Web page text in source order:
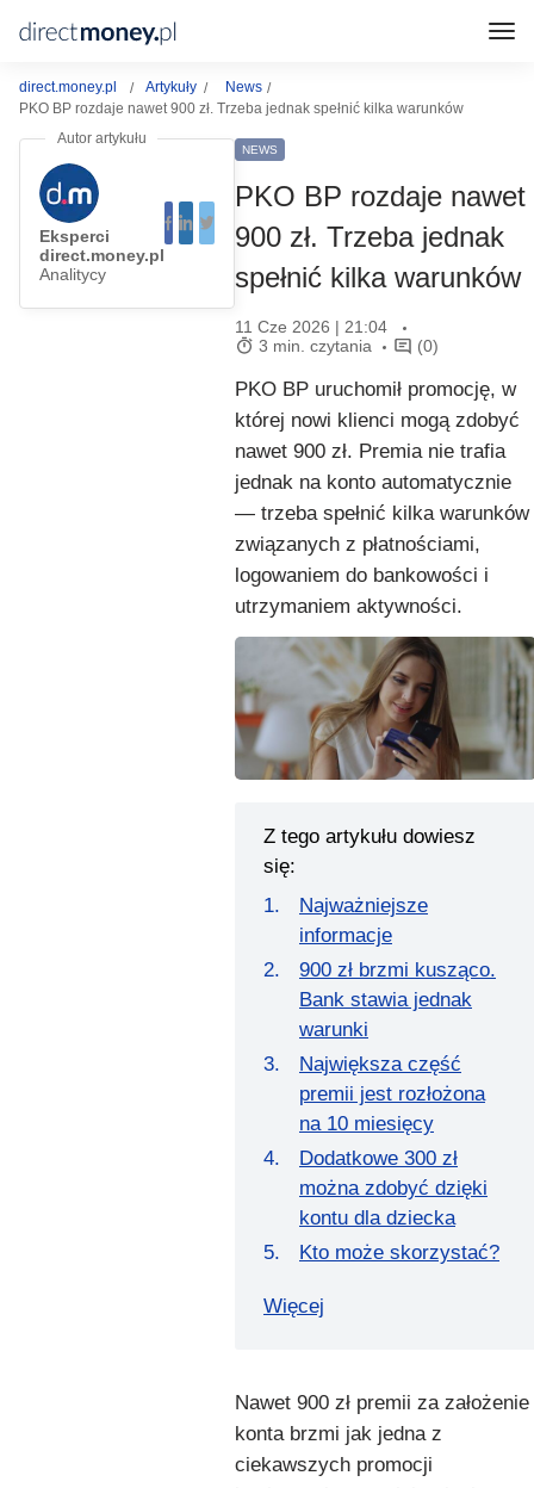
direct.money.pl Artykuły
News
PKO BP rozdaje nawet 900 zł. Trzeba jednak spełnić kilka warunków
Eksperci
direct.money.pl
Analitycy
NEWS
PKO BP rozdaje nawet
900 zł. Trzeba jednak
spełnić kilka warunków
11 Cze 2026 | 21:04
3 min. czytania
(0)
PKO BP uruchomił promocję, w
której nowi klienci mogą zdobyć
nawet 900 zł. Premia nie trafia
jednak na konto automatycznie
— trzeba spełnić kilka warunków
związanych z płatnościami,
logowaniem do bankowości i
utrzymaniem aktywności.
Z tego artykułu dowiesz
się:
Najważniejsze
informacje
900 zł brzmi kusząco.
Bank stawia jednak
warunki
Największa część
premii jest rozłożona
na 10 miesięcy
Dodatkowe 300 zł
można zdobyć dzięki
kontu dla dziecka
Kto może skorzystać?
Więcej
Nawet 900 zł premii za założenie
konta brzmi jak jedna z
ciekawszych promocji